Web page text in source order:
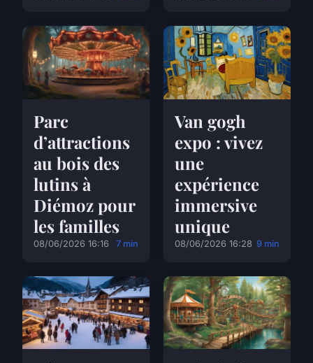
Parc
d’attractions
au bois des
lutins à
Diémoz pour
les familles
08/06/2026 16:16 7 min
Van gogh
expo : vivez
une
expérience
immersive
unique
08/06/2026 16:28 9 min